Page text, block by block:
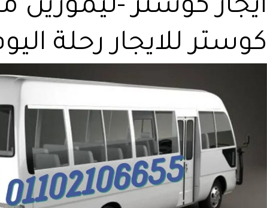
ايجار كوستر -ليموزين
كوستر للايجار رحلة